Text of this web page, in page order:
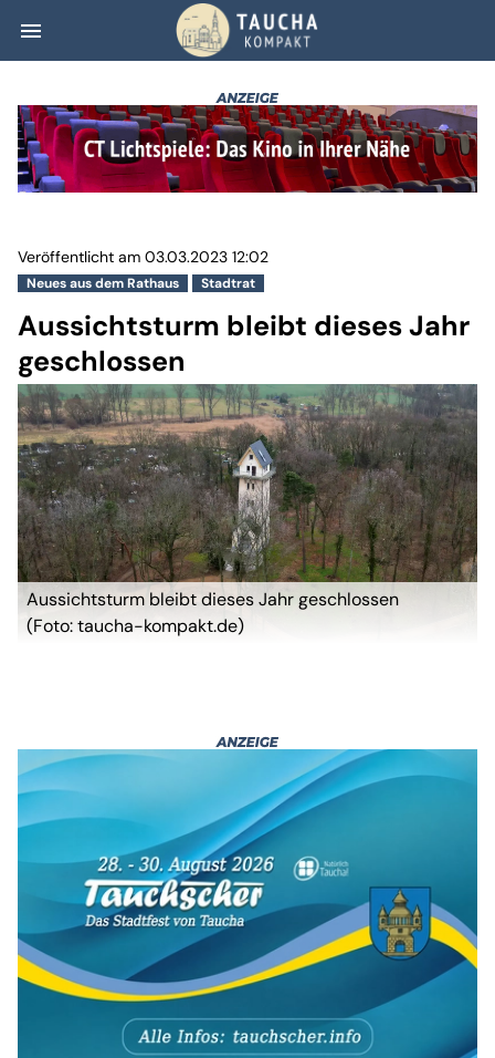
menu Aussichtsturm
Neues aus dem Rathaus Stadtrat
Veröffentlicht am 03.03.2023 12:02
Aussichtsturm bleibt dieses Jahr
geschlossen
Aussichtsturm bleibt dieses Jahr geschlossen
(Foto: taucha-kompakt.de)